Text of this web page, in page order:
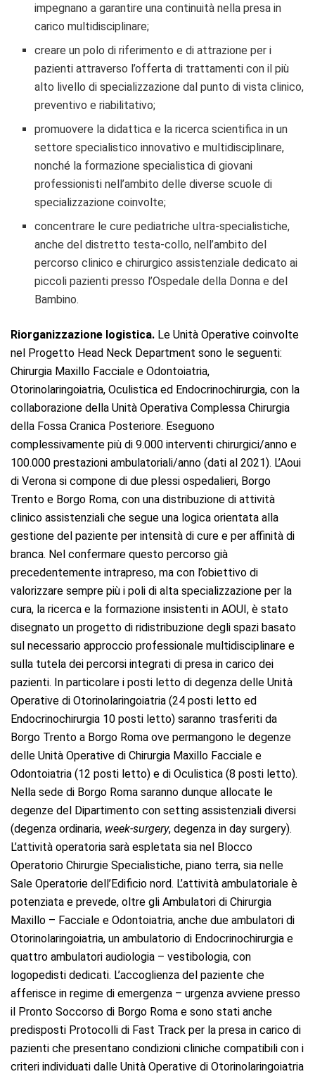
impegnano a garantire una continuità nella presa in
carico multidisciplinare;
creare un polo di riferimento e di attrazione per i
pazienti attraverso l’offerta di trattamenti con il più
alto livello di specializzazione dal punto di vista clinico,
preventivo e riabilitativo;
promuovere la didattica e la ricerca scientifica in un
settore specialistico innovativo e multidisciplinare,
nonché la formazione specialistica di giovani
professionisti nell’ambito delle diverse scuole di
specializzazione coinvolte;
concentrare le cure pediatriche ultra-specialistiche,
anche del distretto testa-collo, nell’ambito del
percorso clinico e chirurgico assistenziale dedicato ai
piccoli pazienti presso l’Ospedale della Donna e del
Bambino.
Riorganizzazione logistica. Le Unità Operative coinvolte
nel Progetto Head Neck Department sono le seguenti:
Chirurgia Maxillo Facciale e Odontoiatria,
Otorinolaringoiatria, Oculistica ed Endocrinochirurgia, con la
collaborazione della Unità Operativa Complessa Chirurgia
della Fossa Cranica Posteriore. Eseguono
complessivamente più di 9.000 interventi chirurgici/anno e
100.000 prestazioni ambulatoriali/anno (dati al 2021). L’Aoui
di Verona si compone di due plessi ospedalieri, Borgo
Trento e Borgo Roma, con una distribuzione di attività
clinico assistenziali che segue una logica orientata alla
gestione del paziente per intensità di cure e per affinità di
branca. Nel confermare questo percorso già
precedentemente intrapreso, ma con l’obiettivo di
valorizzare sempre più i poli di alta specializzazione per la
cura, la ricerca e la formazione insistenti in AOUI, è stato
disegnato un progetto di ridistribuzione degli spazi basato
sul necessario approccio professionale multidisciplinare e
sulla tutela dei percorsi integrati di presa in carico dei
pazienti. In particolare i posti letto di degenza delle Unità
Operative di Otorinolaringoiatria (24 posti letto ed
Endocrinochirurgia 10 posti letto) saranno trasferiti da
Borgo Trento a Borgo Roma ove permangono le degenze
delle Unità Operative di Chirurgia Maxillo Facciale e
Odontoiatria (12 posti letto) e di Oculistica (8 posti letto).
Nella sede di Borgo Roma saranno dunque allocate le
degenze del Dipartimento con setting assistenziali diversi
(degenza ordinaria, week-surgery, degenza in day surgery).
L’attività operatoria sarà espletata sia nel Blocco
Operatorio Chirurgie Specialistiche, piano terra, sia nelle
Sale Operatorie dell’Edificio nord. L’attività ambulatoriale è
potenziata e prevede, oltre gli Ambulatori di Chirurgia
Maxillo – Facciale e Odontoiatria, anche due ambulatori di
Otorinolaringoiatria, un ambulatorio di Endocrinochirurgia e
quattro ambulatori audiologia – vestibologia, con
logopedisti dedicati. L’accoglienza del paziente che
afferisce in regime di emergenza – urgenza avviene presso
il Pronto Soccorso di Borgo Roma e sono stati anche
predisposti Protocolli di Fast Track per la presa in carico di
pazienti che presentano condizioni cliniche compatibili con i
criteri individuati dalle Unità Operative di Otorinolaringoiatria